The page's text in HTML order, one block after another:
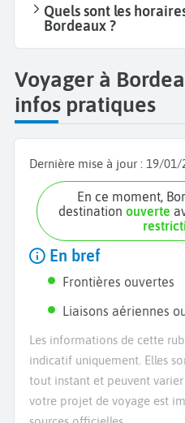
Quels sont les
Bordeaux ?
Voyager à
infos pratiques
Dernière mise à jour : 19/01/
En ce moment, Bordeaux est une
destinationouverte
En bref
Frontières ouvertes
Liaisons aériennes
Les informations de cette
indicatif uniquement. Elles
tout instant et peuvent varier
votre projet de voyage est